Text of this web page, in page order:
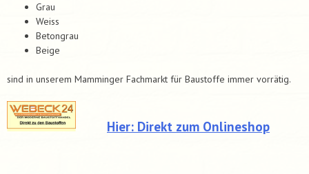
Grau
Weiss
Betongrau
Beige
sind in unserem Mamminger Fachmarkt für Baustoffe immer vorrätig.
Hier: Direkt zum Onlineshop